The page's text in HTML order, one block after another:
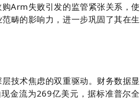
Arm失败引发的监管紧张关系，使
畴的影响力，进一步巩固了其在生
技术焦虑的双重驱动。财务数据显
金流为269亿美元，据标准普尔全